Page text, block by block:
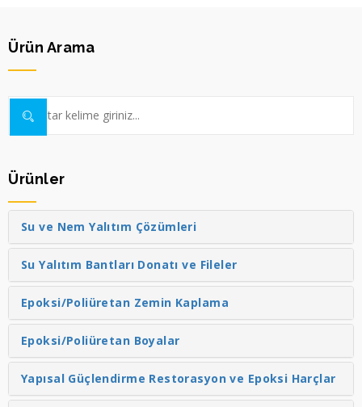
Ürün Arama
Ürünler
Su ve Nem Yalıtım Çözümleri
Su Yalıtım Bantları Donatı ve Fileler
Epoksi/Poliüretan Zemin Kaplama
Epoksi/Poliüretan Boyalar
Yapısal Güçlendirme Restorasyon ve Epoksi Harçlar